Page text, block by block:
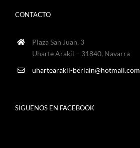
CONTACTO
Plaza San Juan, 3
Uharte Arakil – 31840, Navarra
uhartearakil-beriain@hotmail.com
SIGUENOS EN FACEBOOK